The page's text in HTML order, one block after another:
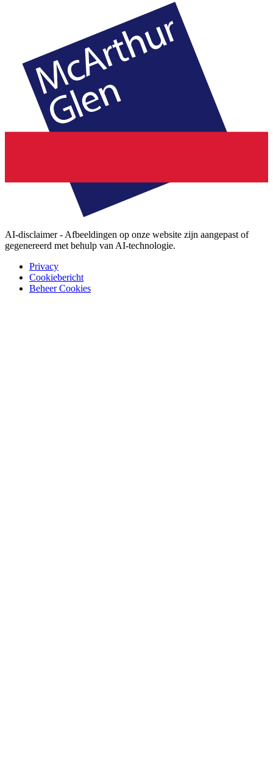
AI-disclaimer - Afbeeldingen op onze website zijn aangepast of
gegenereerd met behulp van AI-technologie.
Privacy
Cookiebericht
Beheer Cookies